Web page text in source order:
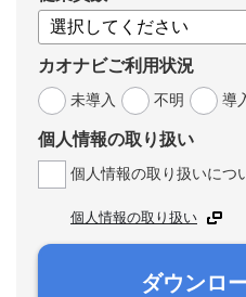
カオナビご利用状況
未導入
不明 導
個人情報の取り扱い
個人情報の取り扱いにつ
個人情報の取り扱い
ダウンロ